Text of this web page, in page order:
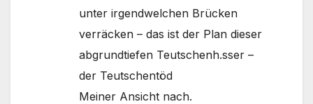
unter irgendwelchen Brücken
verräcken – das ist der Plan dieser
abgrundtiefen Teutschenh.sser –
der Teutschentöd
Meiner Ansicht nach.